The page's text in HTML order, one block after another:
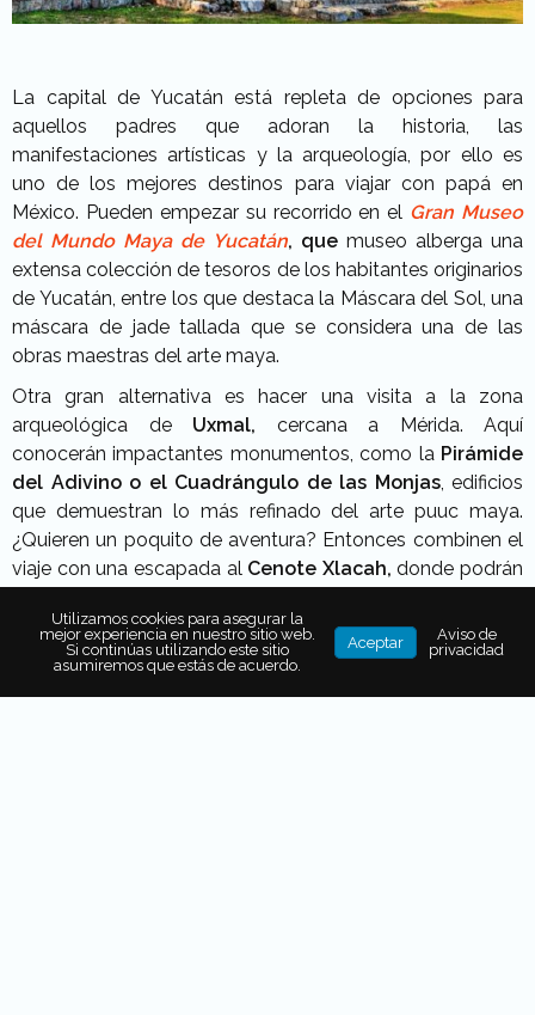
La capital de Yucatán está repleta de opciones para
aquellos padres que adoran la historia, las
manifestaciones artísticas y la arqueología, por ello es
uno de los mejores destinos para viajar con papá en
México. Pueden empezar su recorrido en el Gran Museo
del Mundo Mayade Yucatán, quemuseo alberga una
extensa colección de tesoros de los habitantes originarios
de Yucatán, entre los que destaca la Máscara del Sol, una
máscara de jade tallada que se considera una de las
obras maestras del arte maya.
Otra gran alternativa es hacer una visita a la zona
arqueológica de Uxmal, cercana a Mérida. Aquí
conocerán impactantes monumentos, como la Pirámide
del Adivino o el Cuadrángulo de las Monjas, edificios
que demuestran lo más refinado del arte puuc maya.
¿Quieren un poquito de aventura? Entonces combinen el
viaje con una escapada al Cenote Xlacah, donde podrán
sumergirse? Allí mismo hay un restaurante y un bar.
Utilizamos cookies para asegurar la
mejor experiencia en nuestro sitio web.
Si continúas utilizando este sitio
asumiremos que estás de acuerdo.
Aceptar
Aviso de
privacidad